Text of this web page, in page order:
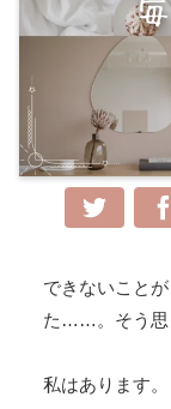
できないこと
た……。そう思
私はあります。